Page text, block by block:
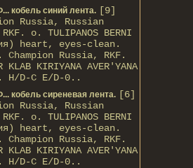
кобель синий лента. [9]
Russia, Russian
о. TULIPANOS BERNI
heart, eyes-clean.
Russia, RKF.
KLAB KIRIYANA AVER'YANA
H/D-С E/D-0..
кобель сиреневая лента. [6]
Russia, Russian
о. TULIPANOS BERNI
heart, eyes-clean.
Russia, RKF.
KLAB KIRIYANA AVER'YANA
H/D-С E/D-0..